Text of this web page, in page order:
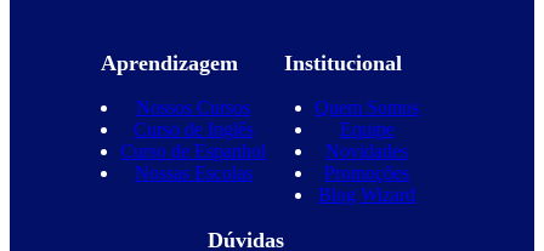
Aprendizagem
Nossos Cursos
Curso de Inglês
Curso de Espanhol
Nossas Escolas
Institucional
Quem Somos
Equipe
Novidades
Promoções
Blog Wizard
Dúvidas